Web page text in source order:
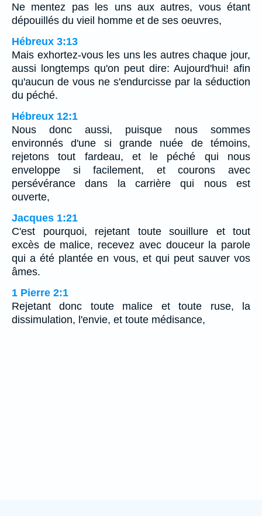
Ne mentez pas les uns aux autres, vous étant
dépouillés du vieil homme et de ses oeuvres,
Hébreux 3:13
Mais exhortez-vous les uns les autres chaque jour,
aussi longtemps qu'on peut dire: Aujourd'hui! afin
qu'aucun de vous ne s'endurcisse par la séduction
du péché.
Hébreux 12:1
Nous donc aussi, puisque nous sommes
environnés d'une si grande nuée de témoins,
rejetons tout fardeau, et le péché qui nous
enveloppe si facilement, et courons avec
persévérance dans la carrière qui nous est
ouverte,
Jacques 1:21
C'est pourquoi, rejetant toute souillure et tout
excès de malice, recevez avec douceur la parole
qui a été plantée en vous, et qui peut sauver vos
âmes.
1 Pierre 2:1
Rejetant donc toute malice et toute ruse, la
dissimulation, l'envie, et toute médisance,